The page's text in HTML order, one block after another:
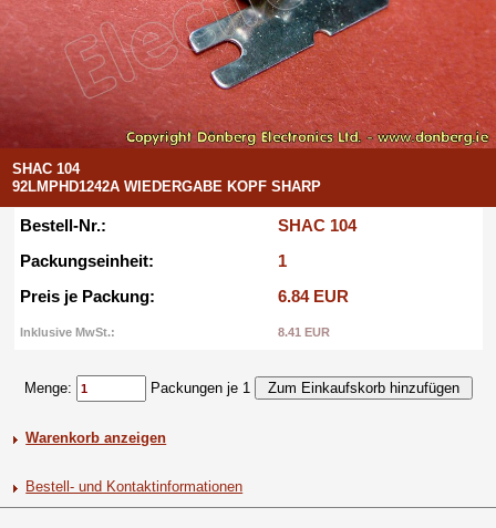
SHAC 104
92LMPHD1242A WIEDERGABE KOPF SHARP
Bestell-Nr.:
SHAC 104
Packungseinheit:
1
Preis je Packung:
6.84 EUR
Inklusive MwSt.: 8.41 EUR
Menge: Packungen je 1
Warenkorb anzeigen
Bestell- und Kontaktinformationen